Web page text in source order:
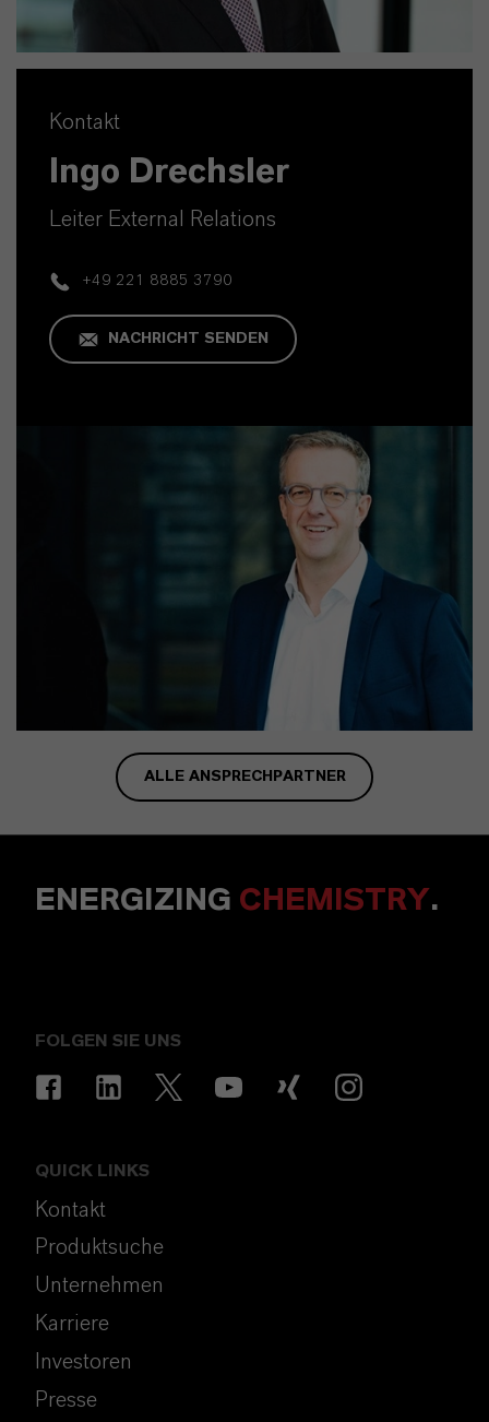
Kontakt
Ingo Drechsler
Leiter External Relations
+49 221 8885 3790
NACHRICHT SENDEN
ALLE ANSPRECHPARTNER
ENERGIZING CHEMISTRY.
FOLGEN SIE UNS
QUICK LINKS
Kontakt
Produktsuche
Unternehmen
Karriere
Investoren
Presse